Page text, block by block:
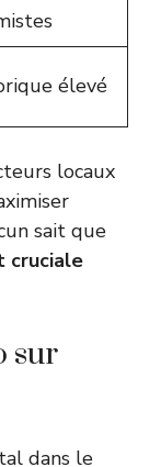
élevé
locaux
sait que
cruciale
sur
dans le